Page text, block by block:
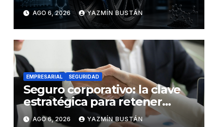
los neumáticos y redefinen el
futuro de la movilidad
AGO 6, 2026 YAZMÍN BUSTÁN
EMPRESARIAL SEGURIDAD
Seguro corporativo: la clave
estratégica para retener
talento en Ecuador
AGO 6, 2026 YAZMÍN BUSTÁN